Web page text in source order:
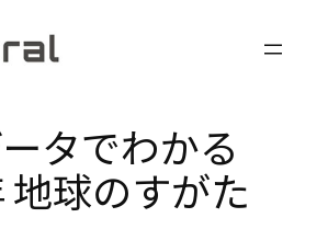
タでわかる
地球のすがた